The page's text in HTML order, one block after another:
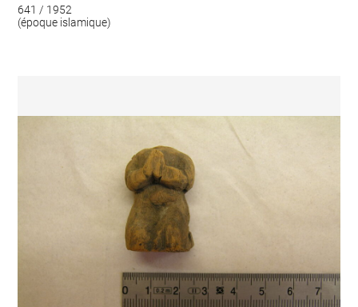
641 / 1952
(époque islamique)